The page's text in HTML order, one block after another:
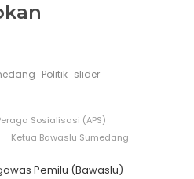
Politik slider
Sosialisasi (APS)
Ketua Bawaslu Sumedang
Pemilu (Bawaslu)